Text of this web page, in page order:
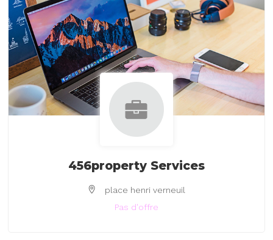
456property Services
place henri verneuil
Pas d'offre